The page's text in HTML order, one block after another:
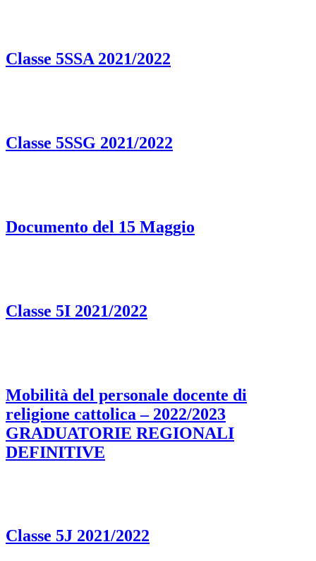
Classe 5SSA 2021/2022
Classe 5SSG 2021/2022
Documento del 15 Maggio
Classe 5I 2021/2022
Mobilità del personale docente di
religione cattolica – 2022/2023
GRADUATORIE REGIONALI
DEFINITIVE
Classe 5J 2021/2022